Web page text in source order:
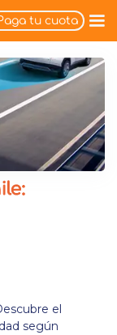
tu cuota
el
según